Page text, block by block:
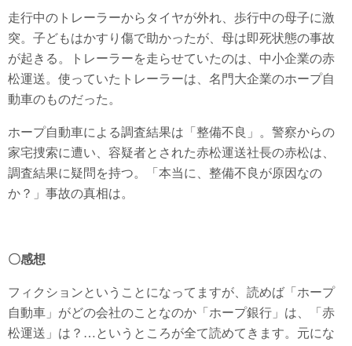
走行中のトレーラーからタイヤが外れ、歩行中の母子に激
突。子どもはかすり傷で助かったが、母は即死状態の事故
が起きる。トレーラーを走らせていたのは、中小企業の赤
松運送。使っていたトレーラーは、名門大企業のホープ自
動車のものだった。
ホープ自動車による調査結果は「整備不良」。警察からの
家宅捜索に遭い、容疑者とされた赤松運送社長の赤松は、
調査結果に疑問を持つ。「本当に、整備不良が原因なの
か？」事故の真相は。
〇感想
フィクションということになってますが、読めば「ホープ
自動車」がどの会社のことなのか「ホープ銀行」は、「赤
松運送」は？…というところが全て読めてきます。元にな